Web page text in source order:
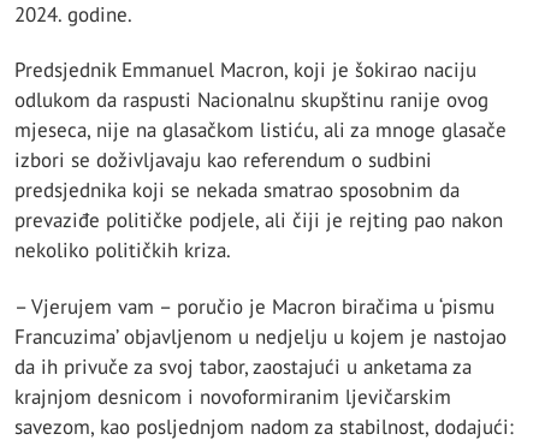
2024. godine.
Predsjednik Emmanuel Macron, koji je šokirao naciju
odlukom da raspusti Nacionalnu skupštinu ranije ovog
mjeseca, nije na glasačkom listiću, ali za mnoge glasače
izbori se doživljavaju kao referendum o sudbini
predsjednika koji se nekada smatrao sposobnim da
prevaziđe političke podjele, ali čiji je rejting pao nakon
nekoliko političkih kriza.
– Vjerujem vam – poručio je Macron biračima u ‘pismu
Francuzima’ objavljenom u nedjelju u kojem je nastojao
da ih privuče za svoj tabor, zaostajući u anketama za
krajnjom desnicom i novoformiranim ljevičarskim
savezom, kao posljednjom nadom za stabilnost, dodajući: